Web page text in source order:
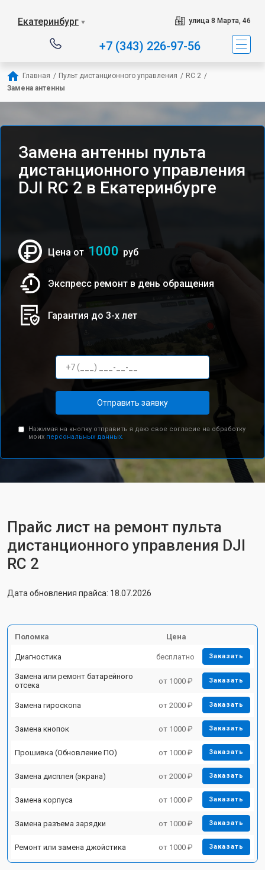
Екатеринбург ▼ улица 8 Марта, 46
+7 (343) 226-97-56
Главная / Пульт дистанционного управления / RC 2 /
Замена антенны
Замена антенны пульта
дистанционного управления
DJI RC 2 в Екатеринбурге
Цена от 1000 руб
Экспресс ремонт в день обращения
Гарантия до 3-х лет
Отправить заявку
Нажимая на кнопку отправить я даю свое согласие на обработку
моих персональных данных.
Прайс лист на ремонт пульта
дистанционного управления DJI
RC 2
Дата обновления прайса: 18.07.2026
Поломка Цена
Диагностика бесплатно Заказать
Замена или ремонт батарейного
отсека
от 1000 ₽ Заказать
Замена гироскопа от 2000 ₽ Заказать
Замена кнопок от 1000 ₽ Заказать
Прошивка (Обновление ПО) от 1000 ₽ Заказать
Замена дисплея (экрана) от 2000 ₽ Заказать
Замена корпуса от 1000 ₽ Заказать
Замена разъема зарядки от 1000 ₽ Заказать
Ремонт или замена джойстика от 1000 ₽ Заказать